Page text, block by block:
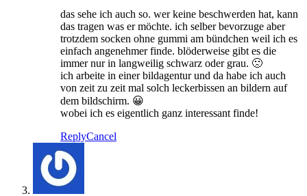
das sehe ich auch so. wer keine beschwerden hat, kann
das tragen was er möchte. ich selber bevorzuge aber
trotzdem socken ohne gummi am bündchen weil ich es
einfach angenehmer finde. blöderweise gibt es die
immer nur in langweilig schwarz oder grau. 🙁
ich arbeite in einer bildagentur und da habe ich auch
von zeit zu zeit mal solch leckerbissen an bildern auf
dem bildschirm. 😀
wobei ich es eigentlich ganz interessant finde!
ReplyCancel